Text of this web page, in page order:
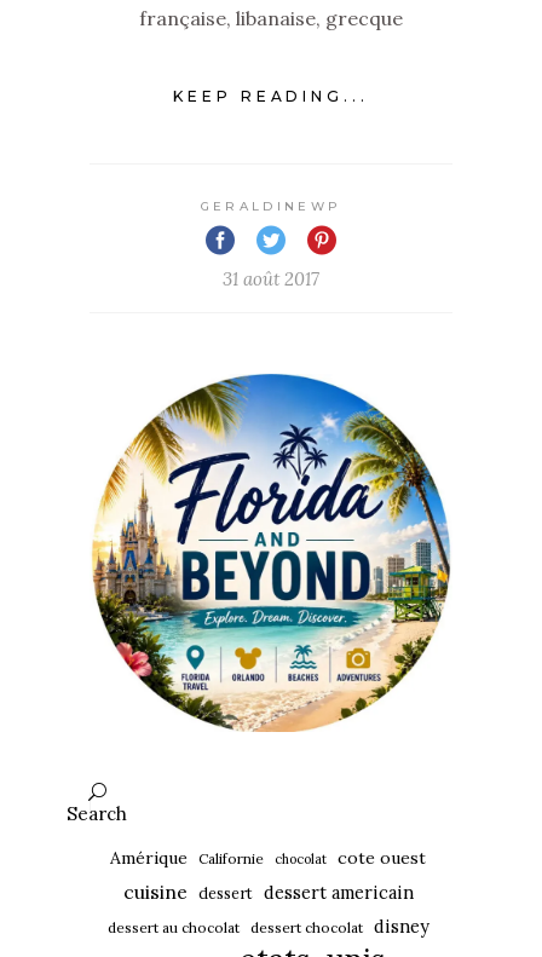
française, libanaise, grecque
KEEP READING...
GERALDINEWP
31 août 2017
Search
Amérique Californie chocolat cote ouest
cuisine dessert dessert americain
dessert au chocolat dessert chocolat disney